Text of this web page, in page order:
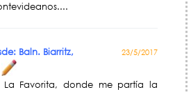
Baln. Biarritz,
23/5/2017
La Favorita, donde me partía la